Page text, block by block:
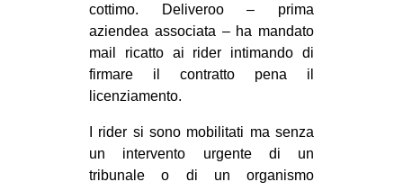
cottimo. Deliveroo – prima
aziendea associata – ha mandato
mail ricatto ai rider intimando di
firmare il contratto pena il
licenziamento.
I rider si sono mobilitati ma senza
un intervento urgente di un
tribunale o di un organismo